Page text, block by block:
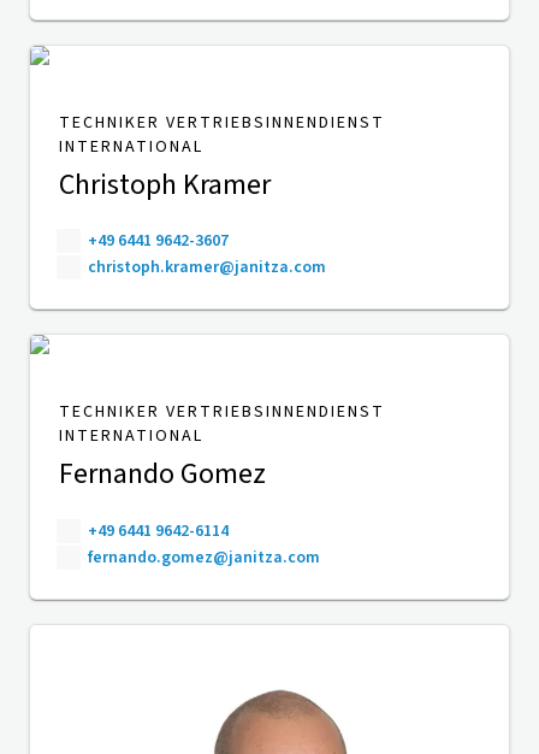
TECHNIKER VERTRIEBSINNENDIENST
INTERNATIONAL
Christoph Kramer
+49 6441 9642-3607
christoph.kramer@janitza.com
TECHNIKER VERTRIEBSINNENDIENST
INTERNATIONAL
Fernando Gomez
+49 6441 9642-6114
fernando.gomez@janitza.com